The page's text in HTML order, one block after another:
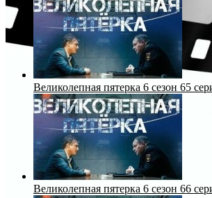
Великолепная пятерка 6 сезон 65
Великолепная пятерка 6 сезон 66